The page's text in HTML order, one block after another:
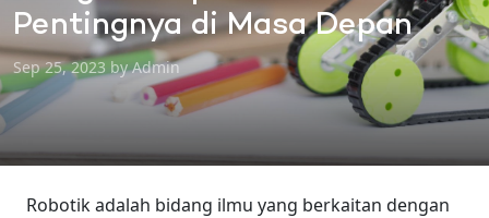
Pentingnya di Masa Depan
Sep 25, 2023 by Admin
Robotik adalah bidang ilmu yang berkaitan dengan